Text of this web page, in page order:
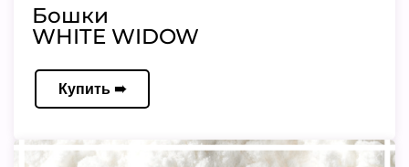
Бошки
WHITE WIDOW
Купить ➠